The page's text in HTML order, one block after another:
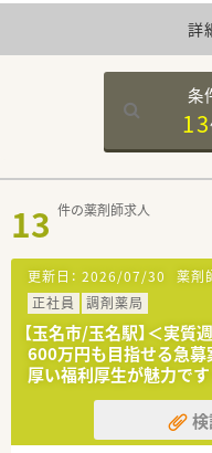
詳
条
13
13 件の薬剤師求人
更新日： 2026/07/30 薬剤
正社員
調剤薬局
【玉名市/玉名駅】＜実質
600万円も目指せる急募
厚い福利厚生が魅力です